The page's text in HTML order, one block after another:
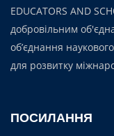
EDUCATORS AND
добровільним
об’єднання
для розвитку
ПОСИЛАННЯ